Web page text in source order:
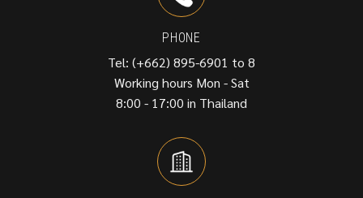
PHONE
Tel: (+662) 895-6901 to 8
Working hours Mon - Sat
8:00 - 17:00 in Thailand